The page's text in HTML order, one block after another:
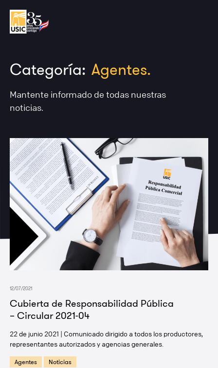
Categoría: Agentes.
Mantente informado de todas nuestras
noticias.
Cubierta de Responsabilidad Pública
– Circular 2021-04
12/07/2021
22 de junio 2021 | Comunicado dirigido a todos los productores,
representantes autorizados y agencias generales.
Agentes Noticias